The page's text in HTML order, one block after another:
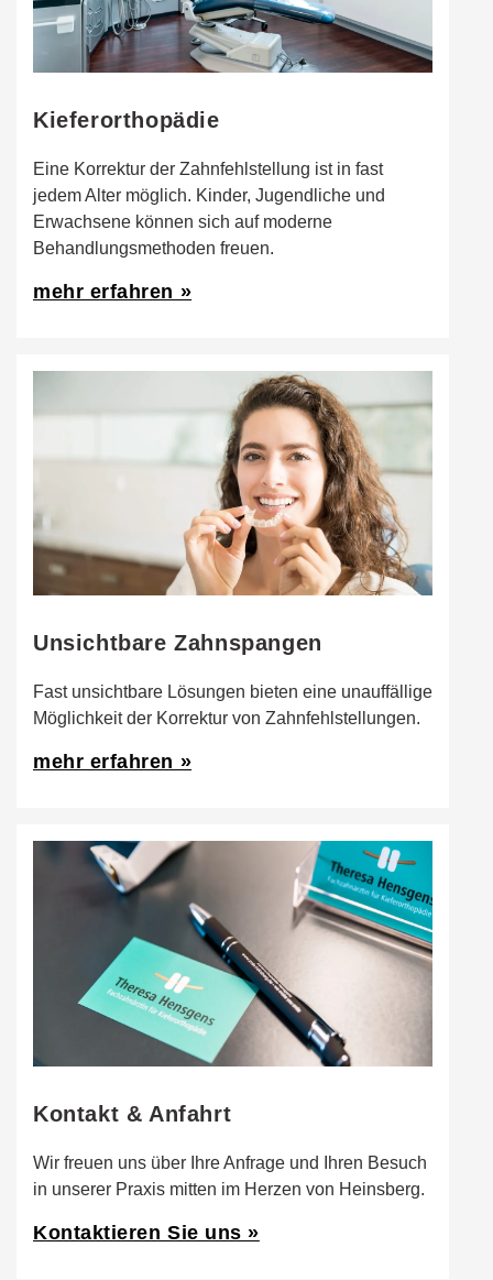
Kieferorthopädie
Eine Korrektur der Zahnfehlstellung ist in fast
jedem Alter möglich. Kinder, Jugendliche und
Erwachsene können sich auf moderne
Behandlungsmethoden freuen.
mehr erfahren »
Unsichtbare Zahnspangen
Fast unsichtbare Lösungen bieten eine unauffällige
Möglichkeit der Korrektur von Zahnfehlstellungen.
mehr erfahren »
Kontakt & Anfahrt
Wir freuen uns über Ihre Anfrage und Ihren Besuch
in unserer Praxis mitten im Herzen von Heinsberg.
Kontaktieren Sie uns »